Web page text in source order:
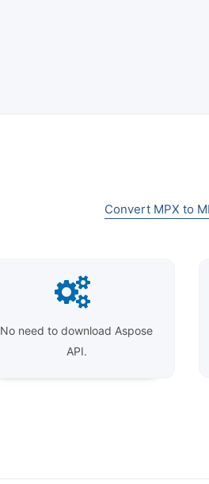
Convert MPX to
No need to download Aspose
API.